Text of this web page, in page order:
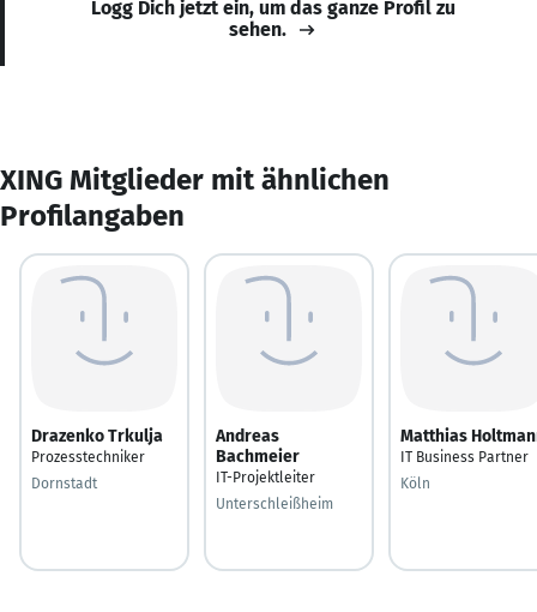
Logg Dich jetzt ein, um das ganze Profil zu
sehen.
XING Mitglieder mit ähnlichen
Profilangaben
Drazenko Trkulja
Prozesstechniker
Dornstadt
Andreas
Bachmeier
IT-Projektleiter
Unterschleißheim
Matthias
IT Business Partner
Köln